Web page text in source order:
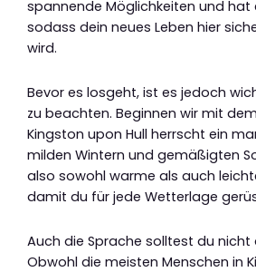
spannende Möglichkeiten und hat
sodass dein neues Leben hier
wird.
Bevor es losgeht, ist es jedoch
zu beachten. Beginnen wir mit
Kingston upon Hull herrscht ein
milden Wintern und gemäßigten
also sowohl warme als auch
damit du für jede Wetterlage
Auch die Sprache solltest du nicht
Obwohl die meisten Menschen in